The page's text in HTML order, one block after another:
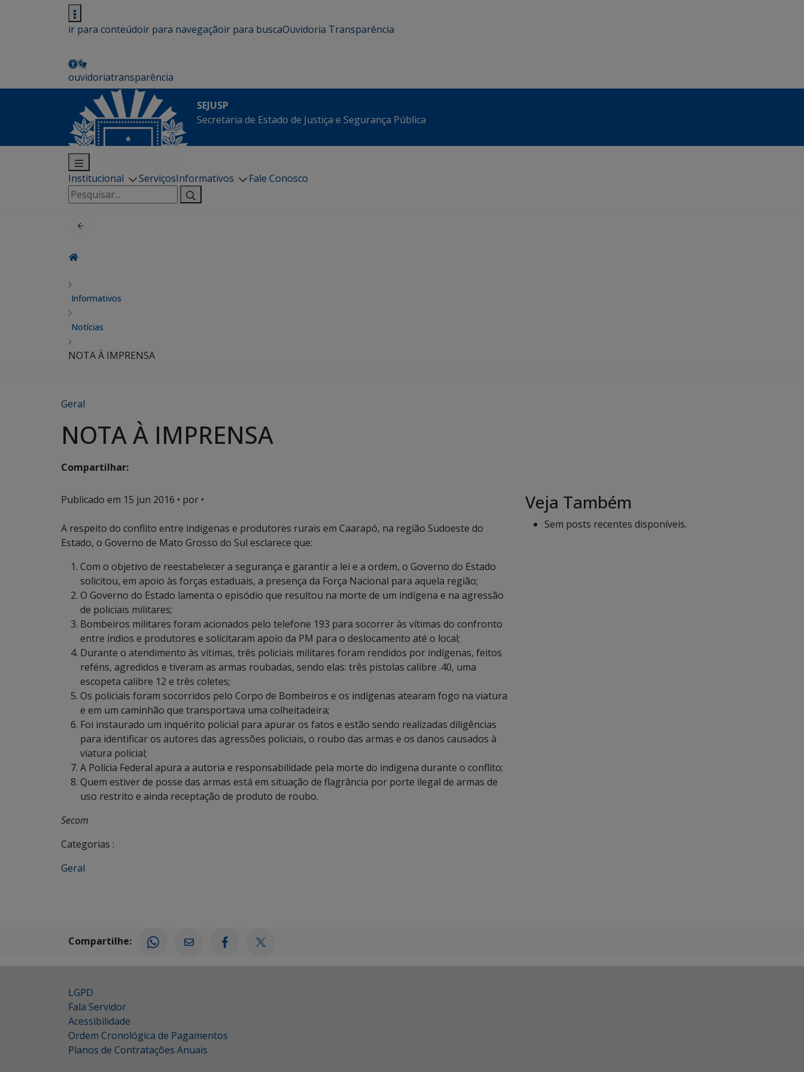
ir para conteúdoir para navegaçãoir para buscaOuvidoria Transparência
ouvidoriatransparência
SEJUSP
Secretaria de Estado de Justiça e Segurança Pública
Institucional ServiçosInformativos
Fale Conosco
Pesquisar
por:
Informativos
Notícias
NOTA À IMPRENSA
Geral
NOTA À IMPRENSA
Compartilhar:
Publicado em 15 jun 2016 • por •
A respeito do conflito entre indígenas e produtores rurais em Caarapó, na região Sudoeste do
Estado, o Governo de Mato Grosso do Sul esclarece que:
Com o objetivo de reestabelecer a segurança e garantir a lei e a ordem, o Governo do Estado
solicitou, em apoio às forças estaduais, a presença da Força Nacional para aquela região;
O Governo do Estado lamenta o episódio que resultou na morte de um indígena e na agressão
de policiais militares;
Bombeiros militares foram acionados pelo telefone 193 para socorrer às vítimas do confronto
entre índios e produtores e solicitaram apoio da PM para o deslocamento até o local;
Durante o atendimento às vítimas, três policiais militares foram rendidos por indígenas, feitos
reféns, agredidos e tiveram as armas roubadas, sendo elas: três pistolas calibre .40, uma
escopeta calibre 12 e três coletes;
Os policiais foram socorridos pelo Corpo de Bombeiros e os indígenas atearam fogo na viatura
e em um caminhão que transportava uma colheitadeira;
Foi instaurado um inquérito policial para apurar os fatos e estão sendo realizadas diligências
para identificar os autores das agressões policiais, o roubo das armas e os danos causados à
viatura policial;
A Polícia Federal apura a autoria e responsabilidade pela morte do indígena durante o conflito;
Quem estiver de posse das armas está em situação de flagrância por porte ilegal de armas de
uso restrito e ainda receptação de produto de roubo.
Secom
Categorias :
Geral
Veja Também
Sem posts recentes disponíveis.
Compartilhe:
LGPD
Fala Servidor
Acessibilidade
Ordem Cronológica de Pagamentos
Planos de Contratações Anuais